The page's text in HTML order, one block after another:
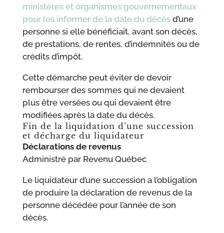
ministères et organismes gouvernementaux
pour les informer de la date du décès d’une
personne si elle bénéficiait, avant son décès,
de prestations, de rentes, d’indemnités ou de
crédits d’impôt.
Cette démarche peut éviter de devoir
rembourser des sommes qui ne devaient
plus être versées ou qui devaient être
modifiées après la date du décès.
Fin de la liquidation d’une succession
et décharge du liquidateur
Déclarations de revenus
Administré par Revenu Québec
Le liquidateur d’une succession a l’obligation
de produire la déclaration de revenus de la
personne décédée pour l’année de son
décès.